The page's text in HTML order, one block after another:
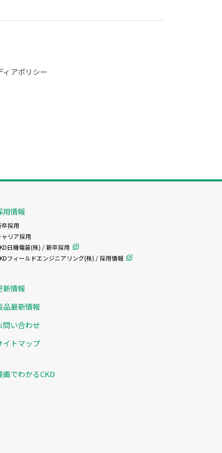
アポリシー
用情報
採用
リア採用
日機電装(株) / 新卒採用
フィールドエンジニアリング(株) / 採用情報
新情報
品最新情報
問い合わせ
イトマップ
画でわかるCKD